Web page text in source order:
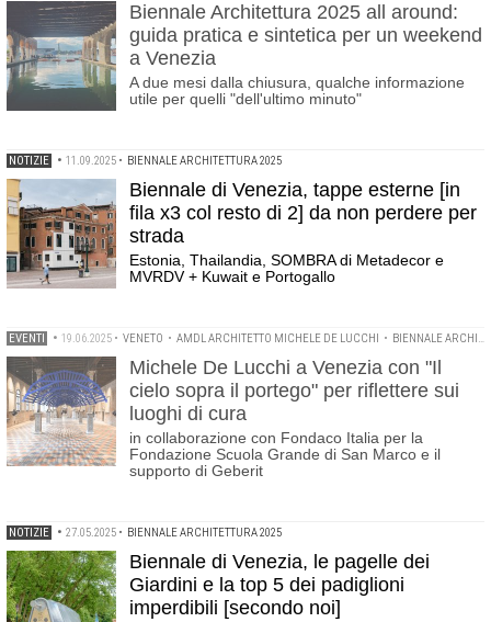
Biennale Architettura 2025 all around:
guida pratica e sintetica per un weekend
a Venezia
A due mesi dalla chiusura, qualche informazione
utile per quelli "dell'ultimo minuto"
NOTIZIE • 11.09.2025 • BIENNALE ARCHITETTURA 2025
Biennale di Venezia, tappe esterne [in
fila x3 col resto di 2] da non perdere per
strada
Estonia, Thailandia, SOMBRA di Metadecor e
MVRDV + Kuwait e Portogallo
EVENTI • 19.06.2025 • VENETO • AMDL ARCHITETTO MICHELE DE LUCCHI • BIENNALE ARCHITETTURA 2025
Michele De Lucchi a Venezia con "Il
cielo sopra il portego" per riflettere sui
luoghi di cura
in collaborazione con Fondaco Italia per la
Fondazione Scuola Grande di San Marco e il
supporto di Geberit
NOTIZIE • 27.05.2025 • BIENNALE ARCHITETTURA 2025
Biennale di Venezia, le pagelle dei
Giardini e la top 5 dei padiglioni
imperdibili [secondo noi]